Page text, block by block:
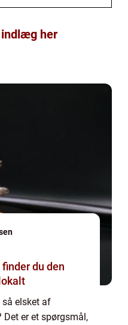
her
så elsket af
Det er et spørgsmål,